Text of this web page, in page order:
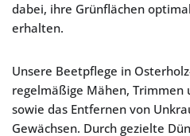
dabei, ihre Grünflächen
erhalten.
Unsere Beetpflege in
regelmäßige Mähen, Trimmen
sowie das Entfernen von
Gewächsen. Durch gezielte